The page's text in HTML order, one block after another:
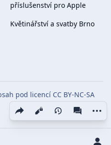
Share this page
Zobrazení
příslušenství pro Apple
Květinářství a svatby Brno
pod licencí CC BY-NC-SA